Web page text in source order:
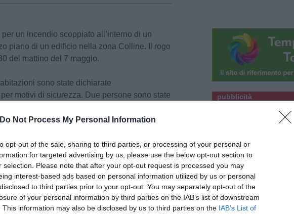
Do Not Process My Personal Information
opt-out of the sale, sharing to third parties, or processing of your personal or
for targeted advertising by us, please use the below opt-out section to
selection. Please note that after your opt-out request is processed you may
interest-based ads based on personal information utilized by us or personal
to third parties prior to your opt-out. You may separately opt-out of the
of your personal information by third parties on the IAB’s list of downstream
This information may also be disclosed by us to third parties on the IAB’s List of
per un incendio scoppiato all’interno di un
piano di un edificio nella zona Colline. Il rogo
del mattino del 7 maggio.
sono state dichiarate
motivi di sicurezza. Due persone sono state
intervenuti sul posto.
in sicurezza l’edificio sono intervenute
del comando di Livorno. Presenti anche la
Comune per le verifiche strutturali e gli
che hanno provocato l’incendio.
pubblicità